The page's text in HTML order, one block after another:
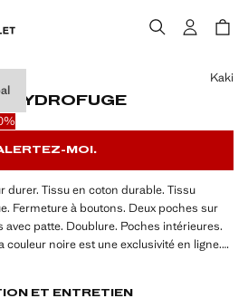
HYDROFUGE
]
Kaki
MOI.
durer. Tissu en coton durable. Tissu
Fermeture à boutons. Deux poches sur
avec patte. Doublure. Poches intérieures.
couleur noire est une exclusivité en ligne.
de ce vêtement protège contre les
Fermeture à boutons sur le devant.
ET ENTRETIEN